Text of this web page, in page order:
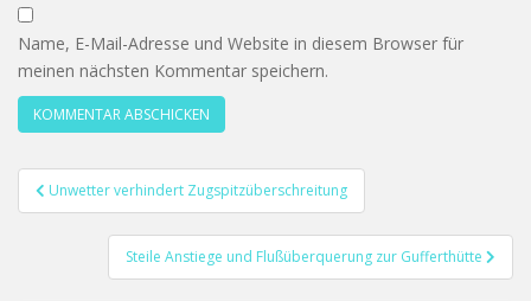
Name, E-Mail-Adresse und Website in diesem Browser für
meinen nächsten Kommentar speichern.
Beitragsnavigation
Unwetter verhindert Zugspitzüberschreitung
Steile Anstiege und Flußüberquerung zur Gufferthütte